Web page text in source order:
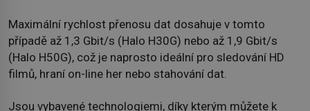
Maximální rychlost přenosu dat dosahuje v tomto
případě až 1,3 Gbit/s (Halo H30G) nebo až 1,9 Gbit/s
(Halo H50G), což je naprosto ideální pro sledování HD
filmů, hraní on-line her nebo stahování dat.
Jsou vybavené technologiemi, díky kterým můžete k